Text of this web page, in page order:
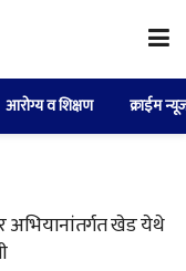
आरोग्य व शिक्षण क्राईम
अभियानांतर्गत खेड येथे